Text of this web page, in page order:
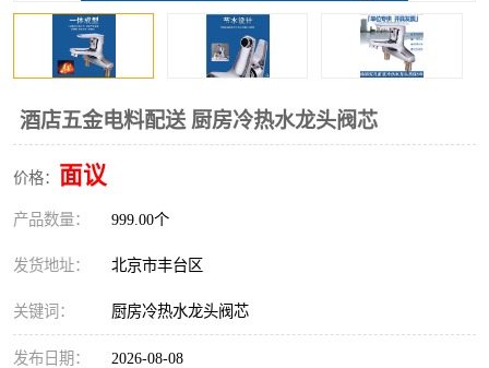
酒店五金电料配送 厨房冷热水龙头阀芯
价格： 面议
产品数量： 999.00个
发货地址： 北京市丰台区
关键词： 厨房冷热水龙头阀芯
发布日期： 2026-08-08